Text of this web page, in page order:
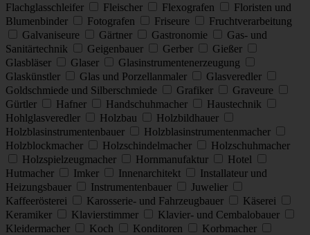
Flachglasschleifer
Fleischer Flexografen
Floristen und
Blumenbinder
Fotografen Friseure
Fruchtverarbeitung
Galvaniseure
Gärtner Gastronomie
Gas- und
Sanitärtechnik
Geigenbauer Gerber
Gießer
Glasbläser
Glaser
Glasinstrumentenerzeugung
Glaskünstler
Glas und Porzellanmaler
Glasveredler
Goldschmiede und Silberschmiede
Grafiker
Graveure
Gürtler
Hafner Handschuhmacher
Haustechnik
Hohlglasveredler
Holzbau
Holzbildhauer
Holzblasinstrumentenbauer
Holzblasinstrumentenmacher
Holzblockmacher
Holzschindelmacher
Holzschuhmacher
Holzspielzeugmacher
Hornmanufaktur
Hotel
Hutmacher
Imker Innenarchitekt
Installateur und
Heizungsbauer
Instrumentenbauer
Juwelier
Kaffeerösterei
Karosserie- und Fahrzeugbauer
Käserei
Keramiker
Klavierstimmer
Klavier- und Cembalobauer
Kleidermacher
Koch Konditoren
Korbmacher